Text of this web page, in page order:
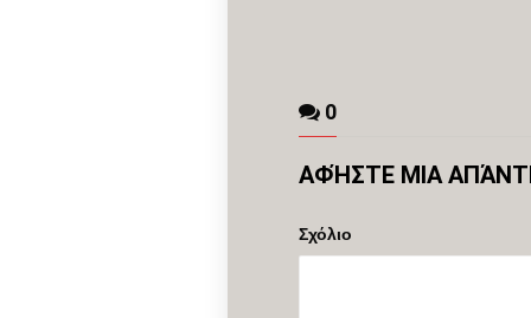
0
ΑΦΉΣΤΕ ΜΙΑ
Σχόλιο